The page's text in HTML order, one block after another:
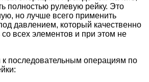
полностью рулевую рейку. Это
но лучше всего применить
давлением, который качественно
со всех элементов и при этом не
к последовательным операциям по